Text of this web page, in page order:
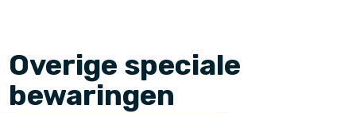
Overige speciale
bewaringen